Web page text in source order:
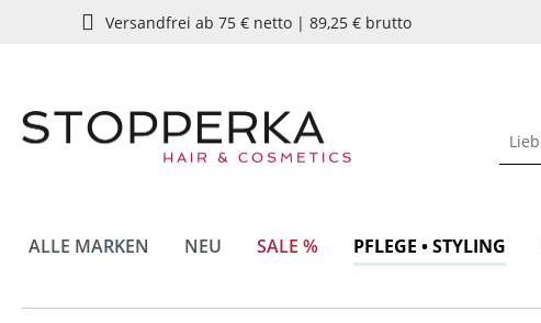
Zur Hauptnavigation springen
Versandfrei ab 75 € netto | 89,25 € brutto
ALLE MARKEN NEU SALE % PFLEGE • STYLING